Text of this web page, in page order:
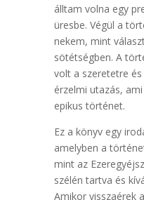
álltam volna egy
üresbe. Végül a
nekem, mint
sötétségben. A
volt a szeretetre
érzelmi utazás,
epikus történet.
Ez a könyv egy
amelyben a
mint az
szélén tartva és
Amikor visszaérek